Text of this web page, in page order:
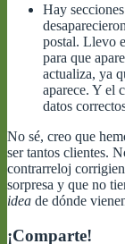
Hay
postal. Llevo
para que
actualiza, ya
aparece. Y el
datos
No sé, creo que
ser tantos clientes.
contrarreloj
sorpresa y que no
idea de dónde
¡Comparte!